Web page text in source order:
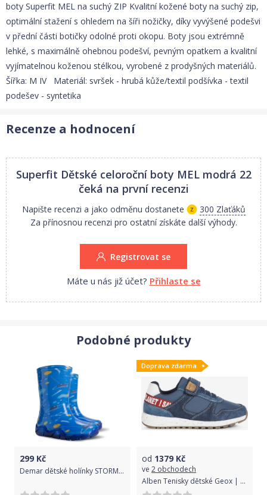
boty Superfit MEL na suchý ZIP Kvalitní kožené boty na suchý zip,
optimální stažení s ohledem na šíři nožičky, díky vyvýšené podešvi
v přední části botičky odolné proti okopu. Boty jsou extrémně
lehké, s maximálně ohebnou podešví, pevným opatkem a kvalitní
vyjímatelnou koženou stélkou, vyrobené z prodyšných materiálů.
Šířka: M IV Materiál: svršek - hrubá kůže/textil podšívka - textil
podešev - syntetika
Recenze a hodnocení
Superfit Dětské celoroční boty MEL modrá 22
čeká na první recenzi
Napište recenzi a jako odměnu dostanete
300 Zlaťáků
Za přínosnou recenzi pro ostatní získáte další výhody.
Registrovat se
Máte u nás již účet? Přihlaste se
Podobné produkty
299 Kč
Demar dětské holínky STORMER PRINT T kosmos 20-21 modrá
Doprava zdarma
od 1379 Kč
ve 2 obchodech
Alben Tenisky dětské Geox | Modrá | Chlapecké | 34